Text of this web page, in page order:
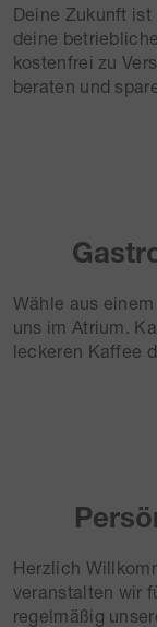
Deine Zukunft
deine
kostenfrei zu
beraten und
Wähle aus
uns im Atrium.
leckeren Kaffee
Herzlich
veranstalten wir
regelmäßig